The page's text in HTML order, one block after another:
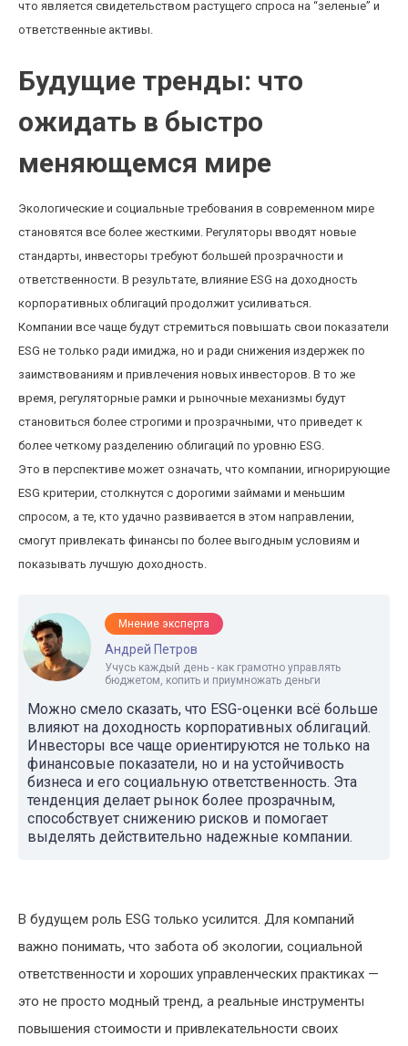
что является свидетельством растущего спроса на “зеленые” и
ответственные активы.
Будущие тренды: что
ожидать в быстро
меняющемся мире
Экологические и социальные требования в современном мире
становятся все более жесткими. Регуляторы вводят новые
стандарты, инвесторы требуют большей прозрачности и
ответственности. В результате, влияние ESG на доходность
корпоративных облигаций продолжит усиливаться.
Компании все чаще будут стремиться повышать свои показатели
ESG не только ради имиджа, но и ради снижения издержек по
заимствованиям и привлечения новых инвесторов. В то же
время, регуляторные рамки и рыночные механизмы будут
становиться более строгими и прозрачными, что приведет к
более четкому разделению облигаций по уровню ESG.
Это в перспективе может означать, что компании, игнорирующие
ESG критерии, столкнутся с дорогими займами и меньшим
спросом, а те, кто удачно развивается в этом направлении,
смогут привлекать финансы по более выгодным условиям и
показывать лучшую доходность.
Мнение эксперта
Андрей Петров
Учусь каждый день - как грамотно управлять
бюджетом, копить и приумножать деньги
Можно смело сказать, что ESG-оценки всё больше
влияют на доходность корпоративных облигаций.
Инвесторы все чаще ориентируются не только на
финансовые показатели, но и на устойчивость
бизнеса и его социальную ответственность. Эта
тенденция делает рынок более прозрачным,
способствует снижению рисков и помогает
выделять действительно надежные компании.
В будущем роль ESG только усилится. Для компаний
важно понимать, что забота об экологии, социальной
ответственности и хороших управленческих практиках —
это не просто модный тренд, а реальные инструменты
повышения стоимости и привлекательности своих